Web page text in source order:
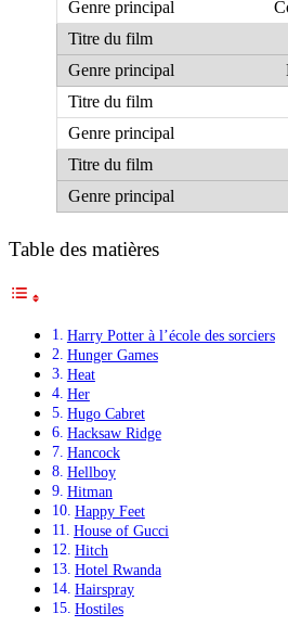
Table des matières
Harry Potter à l’école des sorciers
Hunger Games
Heat
Her
Hugo Cabret
Hacksaw Ridge
Hancock
Hellboy
Hitman
Happy Feet
House of Gucci
Hitch
Hotel Rwanda
Hairspray
Hostiles